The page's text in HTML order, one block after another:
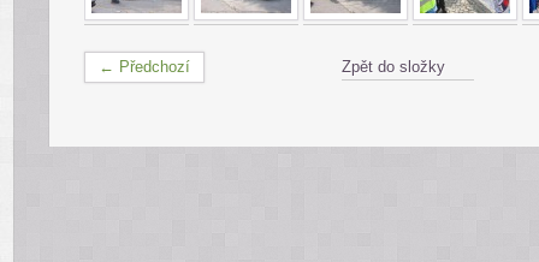
← Předchozí Zpět do složky